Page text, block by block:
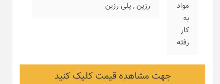
مواد
به
کار
رفته
رزین, پلی رزین
جهت مشاهده قیمت کلیک کنید